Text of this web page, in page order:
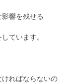
響を残せる
ています。
ればならないの